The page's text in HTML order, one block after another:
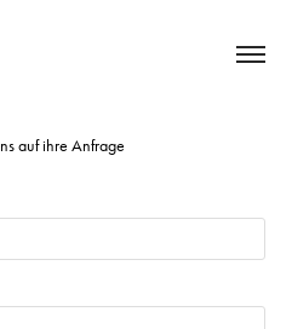
auf ihre Anfrage